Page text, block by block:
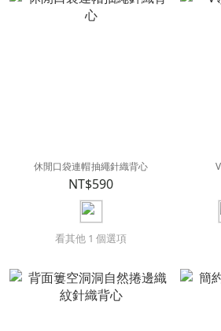
休閒口袋連帽抽繩針織背心
NT$590
看其他 1 個選項